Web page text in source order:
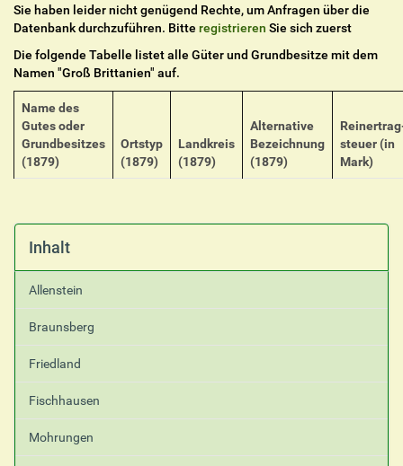
Sie haben leider nicht genügend Rechte, um Anfragen über die
Datenbank durchzuführen. Bitte registrieren Sie sich zuerst
Die folgende Tabelle listet alle Güter und Grundbesitze mit dem
Namen "Groß Brittanien" auf.
Name des
Gutes oder
Grundbesitzes
(1879)
Ortstyp
(1879)
Landkreis
(1879)
Alternative
Bezeichnung
(1879)
steuer (in
Mark)
Inhalt
Allenstein
Braunsberg
Friedland
Fischhausen
Mohrungen